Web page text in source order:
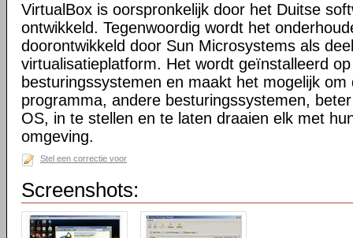
VirtualBox is oorspronkelijk door het Duitse
ontwikkeld. Tegenwoordig wordt het
doorontwikkeld door Sun Microsystems als
virtualisatieplatform. Het wordt geïnstalleerd
besturingssystemen en maakt het mogelijk om
programma, andere besturingssystemen,
OS, in te stellen en te laten draaien elk met
omgeving.
Stel een correctie voor
Screenshots: